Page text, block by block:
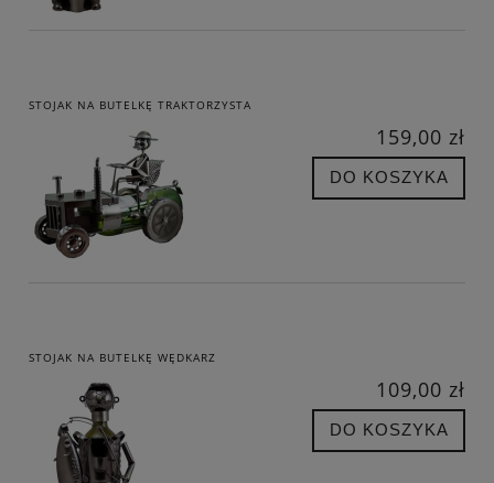
STOJAK NA BUTELKĘ TRAKTORZYSTA
159,00 zł
DO KOSZYKA
STOJAK NA BUTELKĘ WĘDKARZ
109,00 zł
DO KOSZYKA